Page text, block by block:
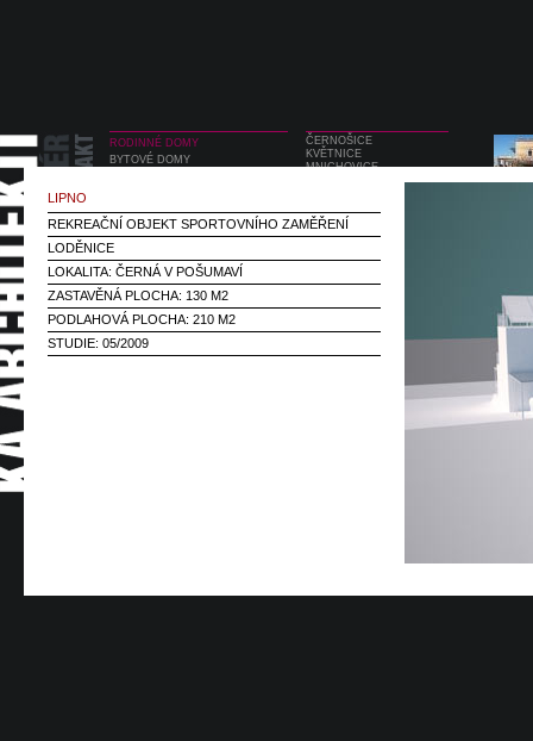
LIPNO
REKREAČNÍ OBJEKT SPORTOVNÍHO ZAMĚŘENÍ
LODĚNICE
LOKALITA: ČERNÁ V POŠUMAVÍ
ZASTAVĚNÁ PLOCHA: 130 M2
PODLAHOVÁ PLOCHA: 210 M2
STUDIE: 05/2009
RODINNÉ DOMY
BYTOVÉ DOMY
INTERIÉRY
DESIGN
ČERNOŠICE
KVĚTNICE
MNICHOVICE
DŮM POD BUKOVOU
RD KOŠÍŘE
RODINNÝ DŮM 03
LIPNO